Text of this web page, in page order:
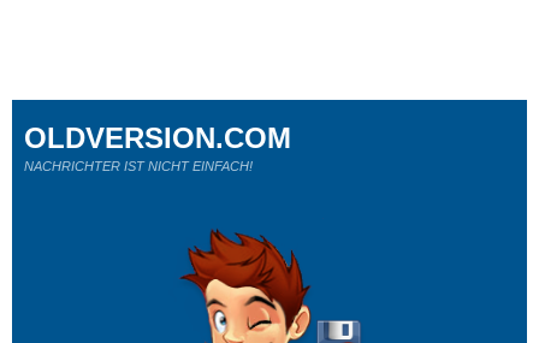
OLDVERSION.COM
NACHRICHTER IST NICHT EINFACH!